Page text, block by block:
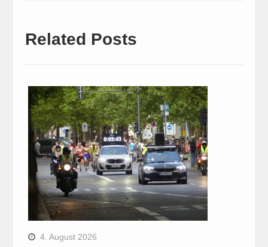
Related Posts
4. August 2026